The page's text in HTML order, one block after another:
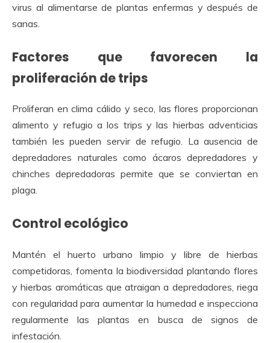
virus al alimentarse de plantas enfermas y después de
sanas.
Factores que favorecen la
proliferación de trips
Proliferan en clima cálido y seco, las flores proporcionan
alimento y refugio a los trips y las hierbas adventicias
también les pueden servir de refugio. La ausencia de
depredadores naturales como ácaros depredadores y
chinches depredadoras permite que se conviertan en
plaga.
Control ecológico
Mantén el huerto urbano limpio y libre de hierbas
competidoras, fomenta la biodiversidad plantando flores
y hierbas aromáticas que atraigan a depredadores, riega
con regularidad para aumentar la humedad e inspecciona
regularmente las plantas en busca de signos de
infestación.